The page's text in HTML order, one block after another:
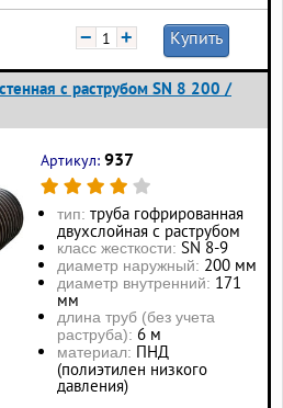
− + Купить
с раструбом SN 8 200 /
Артикул: 937
тип: труба гофрированная
двухслойная с раструбом
класс жесткости: SN 8-9
диаметр наружный: 200 мм
диаметр внутренний: 171
мм
длина труб (без учета
раструба): 6 м
материал: ПНД
(полиэтилен низкого
давления)